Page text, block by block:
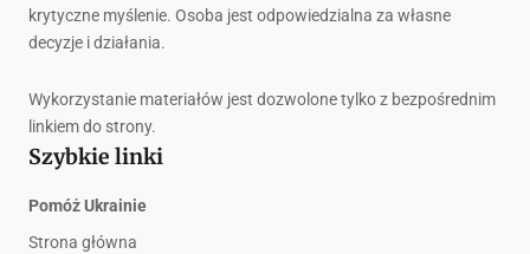
krytyczne myślenie. Osoba jest odpowiedzialna za własne
decyzje i działania.
Wykorzystanie materiałów jest dozwolone tylko z bezpośrednim
linkiem do strony.
Szybkie linki
Pomóż Ukrainie
Strona główna